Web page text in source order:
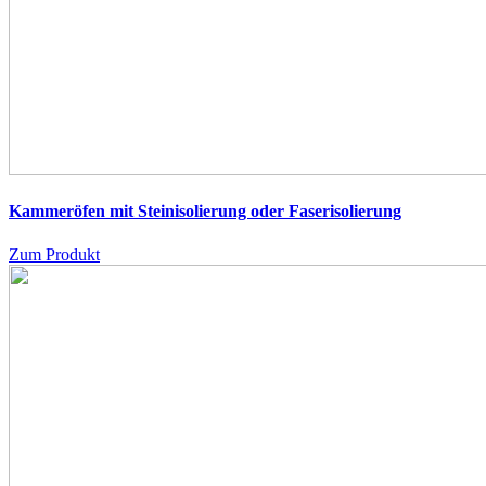
Kammeröfen mit Steinisolierung oder Faserisolierung
Zum Produkt